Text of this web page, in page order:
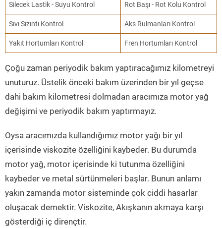
Silecek Lastik - Suyu Kontrol Rot Başı - Rot Kolu Kontrol
Sıvı Sızıntı Kontrol Aks Rulmanları Kontrol
Yakıt Hortumları Kontrol Fren Hortumları Kontrol
Çoğu zaman periyodik bakım yaptıracağımız kilometreyi
unuturuz. Üstelik önceki bakım üzerinden bir yıl geçse
dahi bakım kilometresi dolmadan aracımıza motor yağ
değişimi ve periyodik bakım yaptırmayız.
Oysa aracımızda kullandığımız motor yağı bir yıl
içerisinde viskozite özelliğini kaybeder. Bu durumda
motor yağ, motor içerisinde ki tutunma özelliğini
kaybeder ve metal sürtünmeleri başlar. Bunun anlamı
yakın zamanda motor sisteminde çok ciddi hasarlar
oluşacak demektir. Viskozite, Akışkanın akmaya karşı
gösterdiği iç dirençtir.